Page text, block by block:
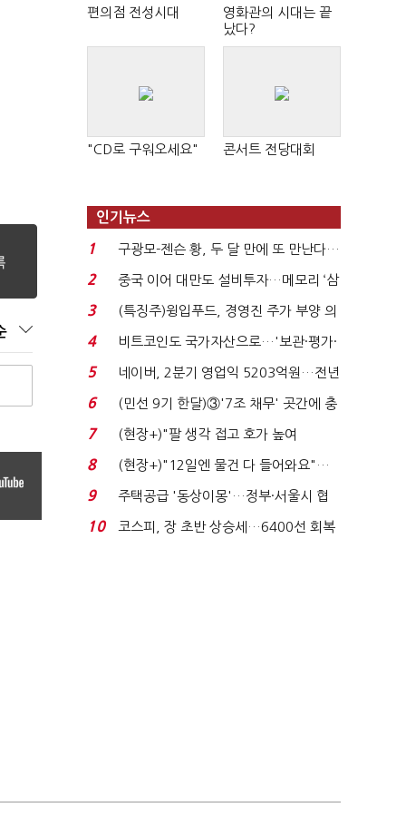
편의점 전성시대
영화관의 시대는 끝
났다?
"CD로 구워오세요" 콘서트 전당대회
인기뉴스
1
구광모-젠슨 황, 두 달 만에 또 만난다…
로봇·AI 등 논...
2
중국 이어 대만도 설비투자…메모리 ‘삼
국전쟁’
3
(특징주)윙입푸드, 경영진 주가 부양 의
지에 상한가...
4
비트코인도 국가자산으로…'보관·평가·
처분' 기준은 ...
5
네이버, 2분기 영업익 5203억원…전년
비 0.2% 감소...
6
(민선 9기 한달)③'7조 채무' 곳간에 충
격…추미애, 20년...
7
(현장+)"팔 생각 접고 호가 높여
요"…'덜 똘똘한 한 채' 20...
8
(현장+)"12일엔 물건 다 들어와요"…
빈 매대 채우며 문 연 ...
9
주택공급 '동상이몽'…정부·서울시 협
력 없으면 '공수표'...
10
코스피, 장 초반 상승세…6400선 회복